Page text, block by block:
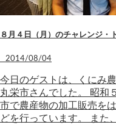
８月４日（月）のチャレンジ・
2014/08/04
今日のゲストは、くにみ
丸栄市さんでした。 昭和
市で農産物の加工販売を
どを行っています。 また